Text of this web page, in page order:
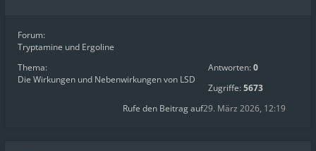
Forum:
Tryptamine und Ergoline
Thema:
Die Wirkungen und Nebenwirkungen von LSD
Antworten:0
Zugriffe:5673
29. März 2026, 12:19
Rufe den Beitrag auf